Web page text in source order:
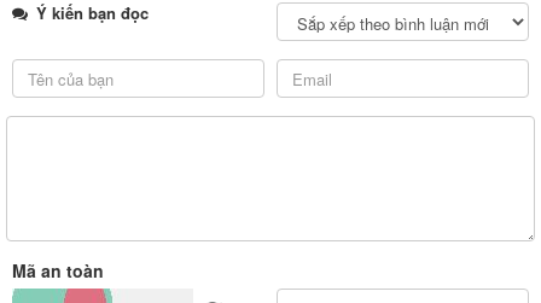
Ý kiến bạn đọc
Mã an toàn